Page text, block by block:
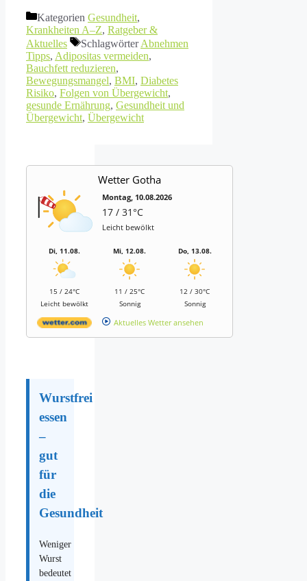
Kategorien Gesundheit,
Krankheiten A–Z, Ratgeber &
Aktuelles
SchlagwörterAbnehmen
Tipps, Adipositas vermeiden,
Bauchfett reduzieren,
Bewegungsmangel, BMI, Diabetes
Risiko, Folgen von Übergewicht,
gesunde Ernährung, Gesundheit und
Übergewicht, Übergewicht
Wetter Gotha
Montag, 10.08.2026
17 / 31°C
Leicht bewölkt
Di, 11.08.
15 / 24°C
Leicht bewölkt
Mi, 12.08.
11 / 25°C
Sonnig
Do, 13.08.
12 / 30°C
Sonnig
Aktuelles Wetter ansehen
Wurstfrei
essen
–
gut
für
die
Gesundheit
Weniger
Wurst
bedeutet